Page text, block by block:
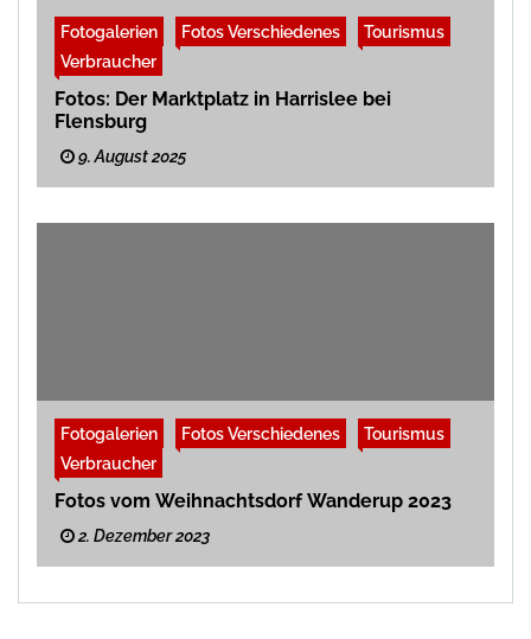
Fotogalerien Fotos Verschiedenes
Tourismus
Verbraucher
Fotos: Der Marktplatz in Harrislee bei
Flensburg
9. August 2025
Fotogalerien Fotos Verschiedenes
Tourismus
Verbraucher
Fotos vom Weihnachtsdorf Wanderup 2023
2. Dezember 2023